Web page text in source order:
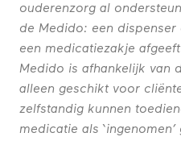
ouderenzorg al
de Medido: een
een medicatiezakje
Medido is afhankelijk van
alleen geschikt voor
zelfstandig kunnen
medicatie als